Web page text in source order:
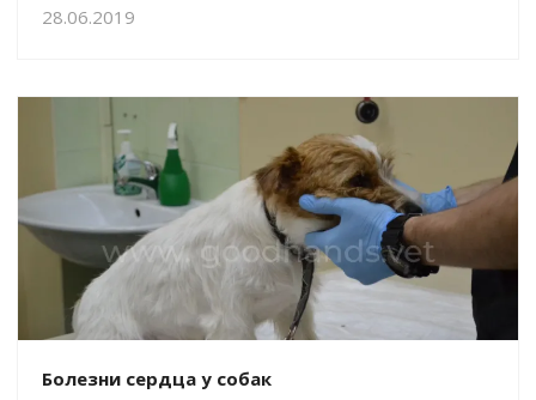
28.06.2019
Болезни сердца у собак